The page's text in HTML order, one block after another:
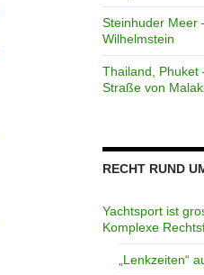
Steinhuder Meer
Wilhelmstein
Thailand, Phuket
Straße von
RECHT RUND
Yachtsport ist
Komplexe
„Lenkzeiten“